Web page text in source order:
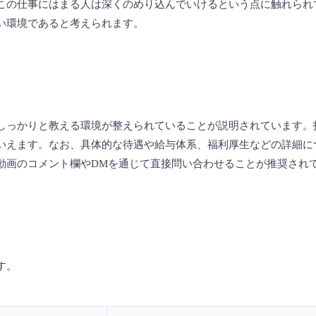
仕事にはまる人は深くのめり込んでいけるという点に触れら
境であると考えられます。
かりと教える環境が整えられていることが説明されています
ます。なお、具体的な待遇や給与体系、福利厚生などの詳細
のコメント欄やDMを通じて直接問い合わせることが推奨され